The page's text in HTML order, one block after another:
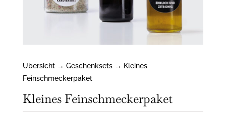
Übersicht→ Geschenksets→ Kleines
Feinschmeckerpaket
Kleines Feinschmeckerpaket